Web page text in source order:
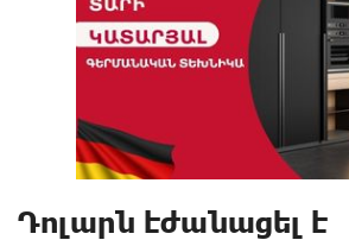
Դոլարն էժանացել է